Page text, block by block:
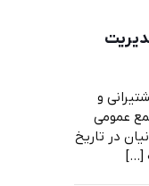
و
عمومی
در تاریخ
[…]